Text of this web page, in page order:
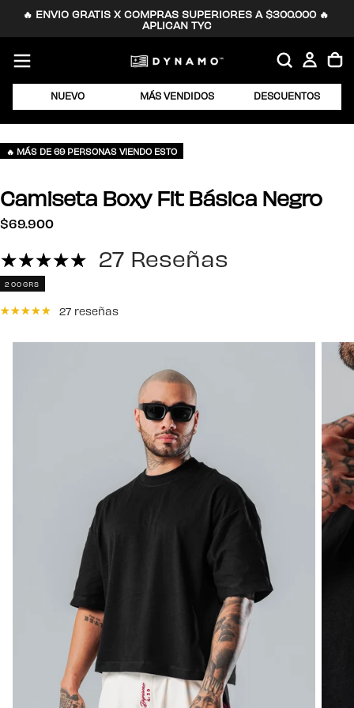
🔥 ENVIO GRATIS X COMPRAS SUPERIORES A $300.000 🔥
APLICAN TYC
SALTAR
NUEVO MÁS VENDIDOS DESCUENTOS
🔥 MÁS DE 69 PERSONAS VIENDO ESTO
Camiseta Boxy Fit Básica Negro
$69.900
Precio
$69.900
27 Reseñas
200GRS
27 reseñas